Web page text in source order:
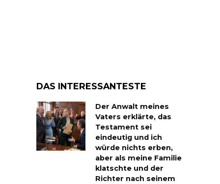
DAS INTERESSANTESTE
Der Anwalt meines
Vaters erklärte, das
Testament sei
eindeutig und ich
würde nichts erben,
aber als meine Familie
klatschte und der
Richter nach seinem